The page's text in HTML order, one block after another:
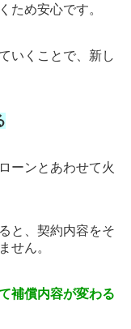
ため安心です。
いくことで、新し
ーンとあわせて火
と、契約内容をそ
せん。
補償内容が変わる